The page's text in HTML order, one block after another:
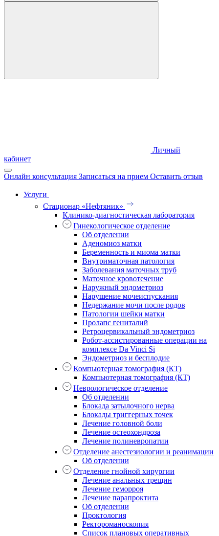
Личный
кабинет
Онлайн консультация Записаться на прием Оставить отзыв
Услуги
Стационар «Нефтяник»
Клинико-диагностическая лаборатория
Гинекологическое отделение
Об отделении
Аденомиоз матки
Беременность и миома матки
Внутриматочная патология
Заболевания маточных труб
Маточное кровотечение
Наружный эндометриоз
Нарушение мочеиспускания
Недержание мочи после родов
Патологии шейки матки
Пролапс гениталий
Ретроцервикальный эндометриоз
Робот-ассистированные операции на
комплексе Da Vinci Si
Эндометриоз и бесплодие
Компьютерная томография (КТ)
Компьютерная томография (КТ)
Неврологическое отделение
Об отделении
Блокада затылочного нерва
Блокады триггерных точек
Лечение головной боли
Лечение остеохондроза
Лечение полиневропатии
Отделение анестезиологии и реанимации
Об отделении
Отделение гнойной хирургии
Лечение анальных трещин
Лечение геморроя
Лечение парапроктита
Об отделении
Проктология
Ректороманоскопия
Список плановых оперативных